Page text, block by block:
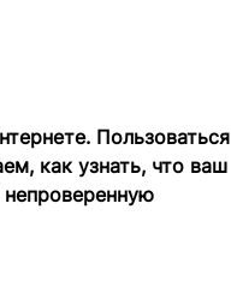
Пользоваться
как узнать, что ваш